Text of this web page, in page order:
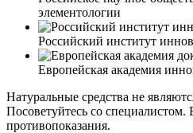
элементологии
Российский институт
Европейская академия
Натуральные средства не
Посоветуйтесь со
противопоказания.